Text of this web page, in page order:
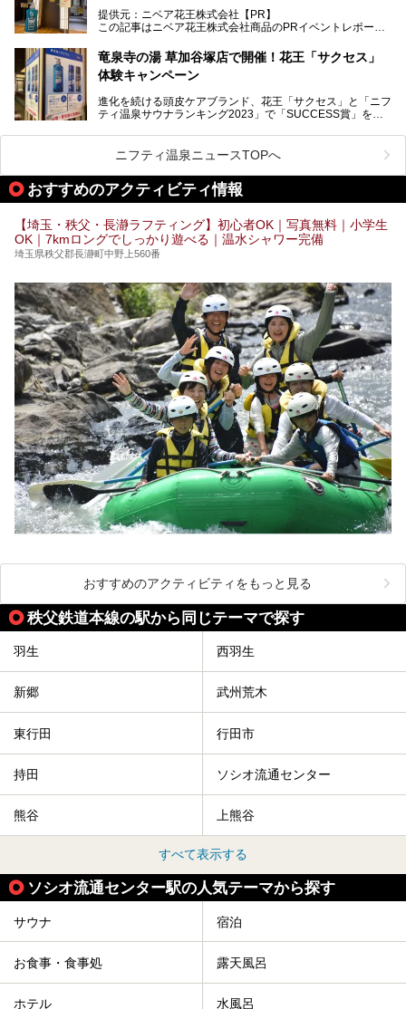
提供元：ニベア花王株式会社【PR】
この記事はニベア花王株式会社商品のPRイベントレポート
提供元：ニベア花王株式会社【PR】
この記事はニベア花王株式会社商品のPRイベントレポート
ーーー
注目のボディウォッシュアイテム「８ｘ４ＭＥＮ 薬用ボデ
全国総合2位にランクインした人気温浴施設「竜泉寺の湯 草
加谷塚店」がコラボイベントを期間限定で開催中ということ
気になるその内容をチェックしてきました！
竜泉寺の湯 草加谷塚店で開催！花王「サクセス」
体験キャンペーン
進化を続ける頭皮ケアブランド、花王「サクセス」と「ニフ
ティ温泉サウナランキング2023」で「SUCCESS賞」を獲
ベントを開催。
早速訪問し、気になるその内容を取材してきました！
───
提供元：花王株式会社【PR】
す。
ニフティ温泉ニュースTOPへ
おすすめのアクティビティ情報
【埼玉・秩父・長瀞ラフティング】初心者OK｜写真無料｜小学生
OK｜7kmロングでしっかり遊べる｜温水シャワー完備
埼玉県秩父郡長瀞町中野上560番
おすすめのアクティビティをもっと見る
秩父鉄道本線の駅から同じテーマで探す
羽生 西羽生
新郷 武州荒木
東行田 行田市
持田 ソシオ流通センター
熊谷 上熊谷
すべて表示する
ソシオ流通センター駅の人気テーマから探す
サウナ 宿泊
お食事・食事処 露天風呂
ホテル 水風呂